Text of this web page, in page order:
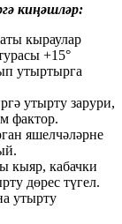
киңәшләр:
кыраулар
+15°
утыртырга
утырту зарури,
фактор.
яшелчәләрне
кыяр, кабачки
дөрес түгел.
утырту